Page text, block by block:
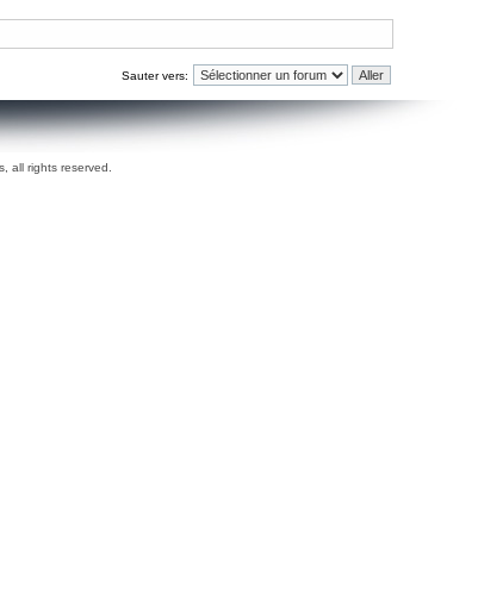
Sauter vers:
all rights reserved.